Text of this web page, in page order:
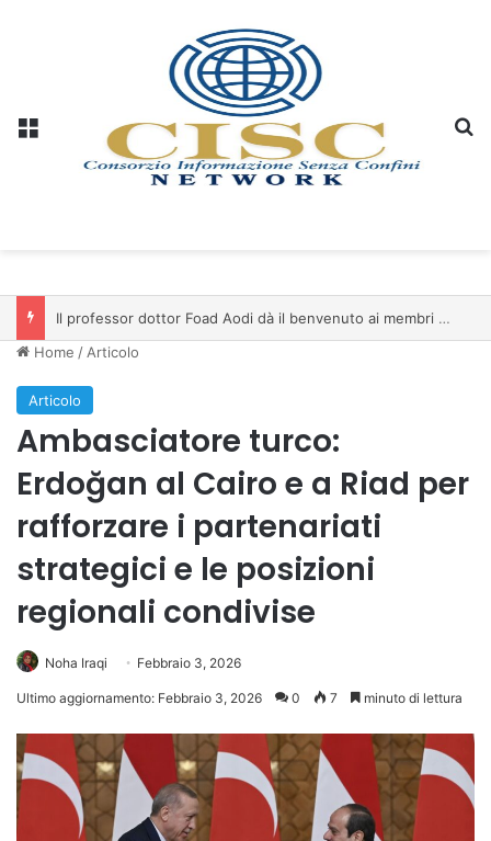
Il professor dottor Foad Aodi dà il benvenuto ai membri del Comitato per le Scienze delle Piramidi e le Scienze Archeologiche…
Home / Articolo
Articolo
Ambasciatore turco:
Erdoğan al Cairo e a Riad per
rafforzare i partenariati
strategici e le posizioni
regionali condivise
Noha Iraqi Febbraio 3, 2026
Ultimo aggiornamento: Febbraio 3, 2026 0 7 minuto di lettura